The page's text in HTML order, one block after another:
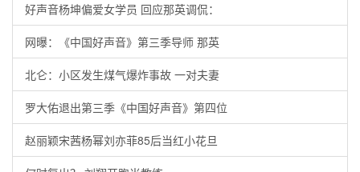
好声音杨坤偏爱女学员 回应那英调侃：
网曝：《中国好声音》第三季导师 那英
北仑：小区发生煤气爆炸事故 一对夫妻
罗大佑退出第三季《中国好声音》第四位
赵丽颖宋茜杨幂刘亦菲85后当红小花旦